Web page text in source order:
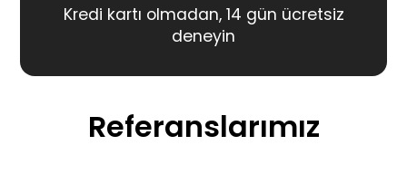
Kredi kartı olmadan, 14 gün ücretsiz
deneyin
Referanslarımız